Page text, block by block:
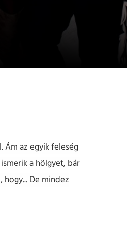
az egyik feleség
a hölgyet, bár
De mindez